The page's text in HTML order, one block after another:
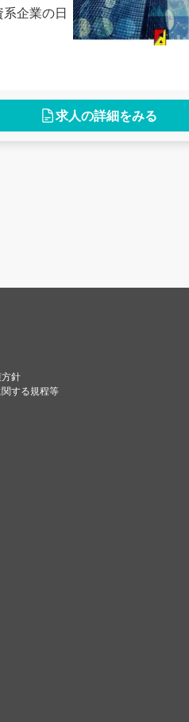
企業の日
求人の詳細をみる
針
する規程等